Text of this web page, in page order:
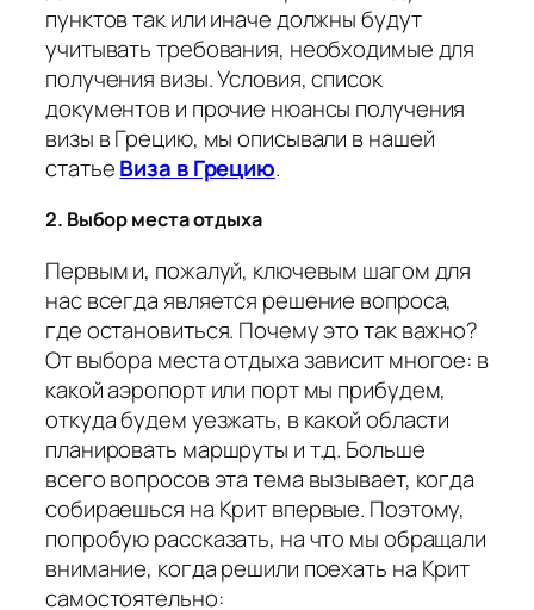
пунктов так или иначе должны будут
учитывать требования, необходимые для
получения визы. Условия, список
документов и прочие нюансы получения
визы в Грецию, мы описывали в нашей
статьеВиза в Грецию.
2. Выбор места отдыха
Первым и, пожалуй, ключевым шагом для
нас всегда является решение вопроса,
где остановиться. Почему это так важно?
От выбора места отдыха зависит многое: в
какой аэропорт или порт мы прибудем,
откуда будем уезжать, в какой области
планировать маршруты и т.д. Больше
всего вопросов эта тема вызывает, когда
собираешься на Крит впервые. Поэтому,
попробую рассказать, на что мы обращали
внимание, когда решили поехать на Крит
самостоятельно: